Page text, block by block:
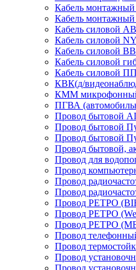
Кабель
Кабель
Кабель силовой
Кабель силовой
Кабель силовой
Кабель силовой
Кабель силовой
КВК(д/
КММ
ПГВА
Провод бытовой
Провод бытовой
Провод бытовой
Провод бытовой,
Провод для
Провод
Провод
Провод
Провод РЕТРО
Провод РЕТРО
Провод РЕТРО
Провод
Провод
Провод